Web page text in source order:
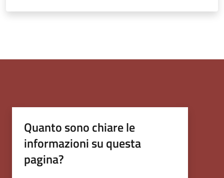
Quanto sono chiare le
informazioni su questa
pagina?